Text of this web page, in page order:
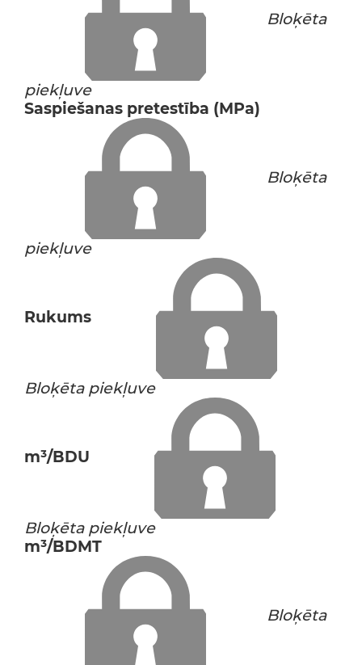
Bloķēta
piekļuve
Saspiešanas pretestība (MPa)
Bloķēta
piekļuve
Rukums
Bloķēta piekļuve
m³/BDU
Bloķēta piekļuve
m³/BDMT
Bloķēta